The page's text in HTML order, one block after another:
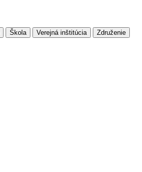
Škola Verejná inštitúcia Združenie